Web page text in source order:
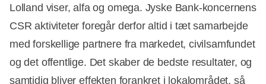
Lolland viser, alfa og omega. Jyske Bank-koncernens
CSR aktiviteter foregår derfor altid i tæt samarbejde
med forskellige partnere fra markedet, civilsamfundet
og det offentlige. Det skaber de bedste resultater, og
samtidig bliver effekten forankret i lokalområdet, så